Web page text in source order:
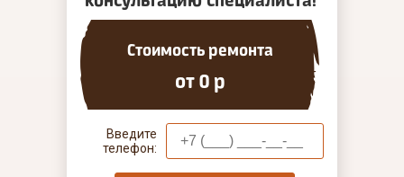
Стоимость ремонта
от 0 р
Введите
телефон: